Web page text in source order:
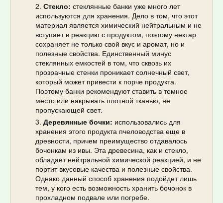
Стекло: стеклянные банки уже много лет
используются для хранения. Дело в том, что этот
материал является химический нейтральным и не
вступает в реакцию с продуктом, поэтому нектар
сохраняет не только свой вкус и аромат, но и
полезные свойства. Единственный минус
стеклянных емкостей в том, что сквозь их
прозрачные стенки проникает солнечный свет,
который может привести к порче продукта.
Поэтому банки рекомендуют ставить в темное
место или накрывать плотной тканью, не
пропускающей свет.
Деревянные бочки: использовались для
хранения этого продукта пчеловодства еще в
древности, причем преимущество отдавалось
бочонкам из ивы. Эта древесина, как и стекло,
обладает нейтральной химической реакцией, и не
портит вкусовые качества и полезные свойства.
Однако данный способ хранения подойдет лишь
тем, у кого есть возможность хранить бочонок в
прохладном подвале или погребе.